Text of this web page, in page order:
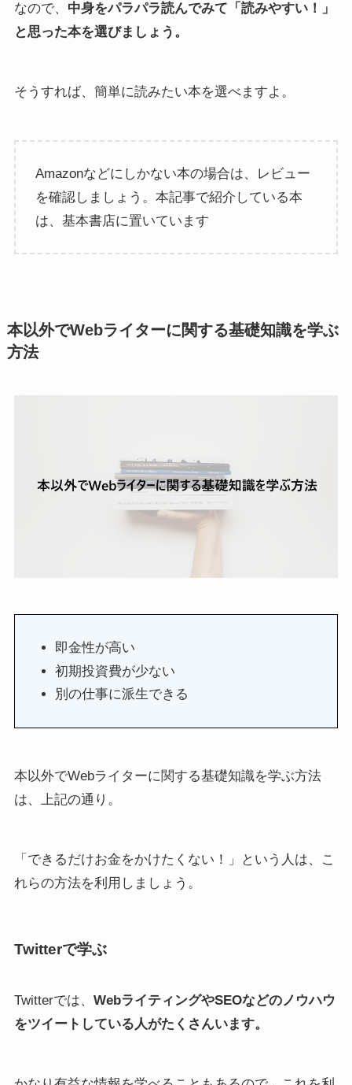
なので、 中身をパラパラ読んでみて「読みやすい！」
と思った本を選びましょう。
そうすれば、簡単に読みたい本を選べますよ。
Amazonなどにしかない本の場合は、レビュー
を確認しましょう。本記事で紹介している本
は、基本書店に置いています
本以外でWebライターに関する基礎知識を学ぶ
方法
即金性が高い
初期投資費が少ない
別の仕事に派生できる
本以外でWebライターに関する基礎知識を学ぶ方法
は、上記の通り。
「できるだけお金をかけたくない！」という人は、こ
れらの方法を利用しましょう。
Twitterで学ぶ
Twitterでは、 WebライティングやSEOなどのノウハウ
をツイートしている人がたくさんいます。